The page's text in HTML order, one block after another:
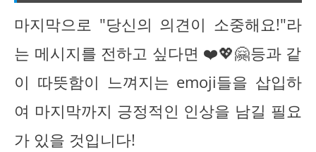
마지막으로 "당신의 의견이 소중해요!"라
는 메시지를 전하고 싶다면 ❤️💖🤗등과 같
이 따뜻함이 느껴지는 emoji들을 삽입하
여 마지막까지 긍정적인 인상을 남길 필요
가 있을 것입니다!